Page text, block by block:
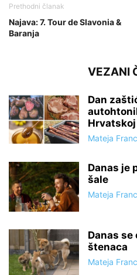
Prethodni članak
Najava: 7. Tour de Slavonia &
Baranja
VEZANI
Dan
Mateja
Danas je
šale
Mateja
Danas
štenaca
Mateja